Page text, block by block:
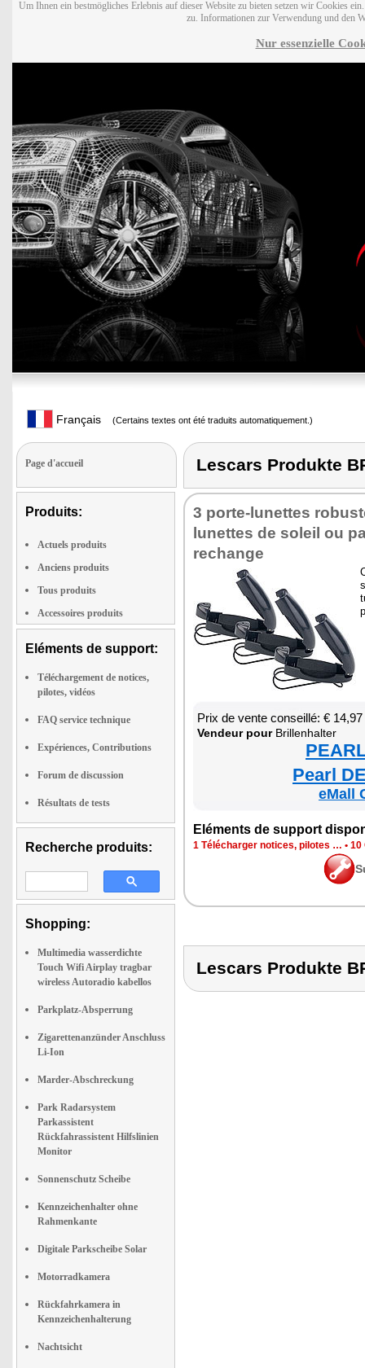
Um Ihnen ein bestmögliches Erlebnis auf dieser Website zu bieten setzen wir Cookies
zu. Informationen zur Verwendung und den
Nur essenzielle
Français (Certains textes ont été traduits automatiquement.)
Page d'accueil
Produits:
Actuels produits
Anciens produits
Tous produits
Accessoires produits
Eléments de support:
Téléchargement de notices,
pilotes, vidéos
FAQ service technique
Expériences, Contributions
Forum de discussion
Résultats de tests
Recherche produits:
Shopping:
Multimedia wasserdichte
Touch Wifi Airplay tragbar
wireless Autoradio kabellos
Parkplatz-Absperrung
Zigarettenanzünder Anschluss
Li-Ion
Marder-Abschreckung
Park Radarsystem
Parkassistent
Rückfahrassistent Hilfslinien
Monitor
Sonnenschutz Scheibe
Kennzeichenhalter ohne
Rahmenkante
Digitale Parkscheibe Solar
Motorradkamera
Rückfahrkamera in
Kennzeichenhalterung
Nachtsicht
Lescars Produkte
3 porte-lunettes
lunettes de soleil ou
rechange
Prix de vente conseillé: € 14,97
Ven­deur pourBrillen­hal­ter
Pearl
eMall
Elé­ments de sup­port
1 Télé­char­ger notices, pilotes … • 10
Lescars Produkte